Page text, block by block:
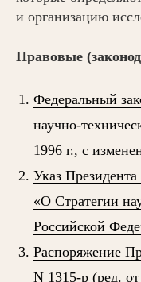
и организацию
Правовые
Федеральный
научно-
1996 г., с
Указ
«О Стратегии
Российской
Распоряжение
N 1315-р (ред.